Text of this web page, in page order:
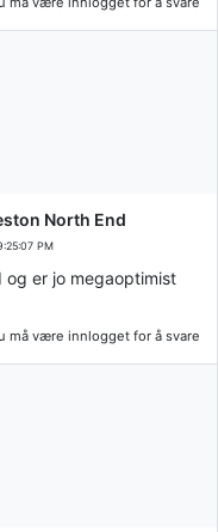
North End
PM
og er jo megaoptimist
må være innlogget for å svare